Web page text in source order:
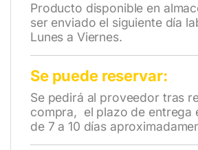
Producto disponible en
ser enviado el siguiente día
Lunes a Viernes.
Se puede reservar:
Se pedirá al proveedor tras
compra, el plazo de entrega
de 7 a 10 días